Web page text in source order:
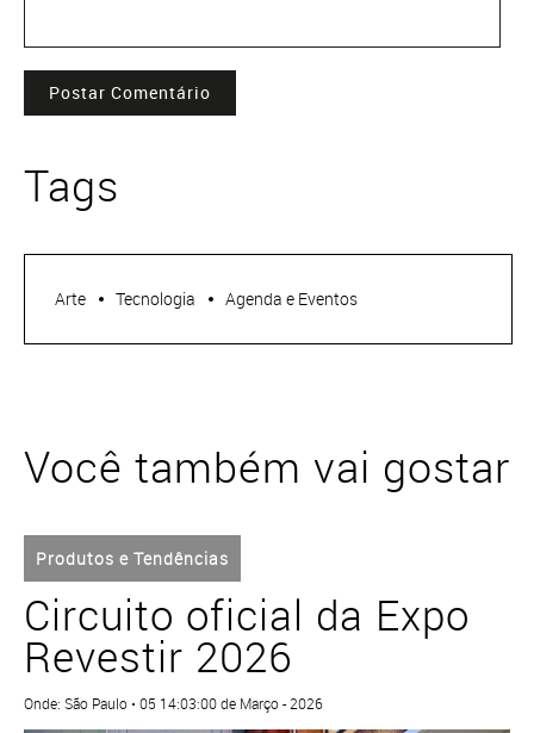
Postar Comentário
Tags
Arte Tecnologia Agenda e Eventos
Você também vai gostar
Produtos e Tendências
Circuito oficial da Expo
Revestir 2026
Onde: São Paulo • 05 14:03:00 de Março - 2026